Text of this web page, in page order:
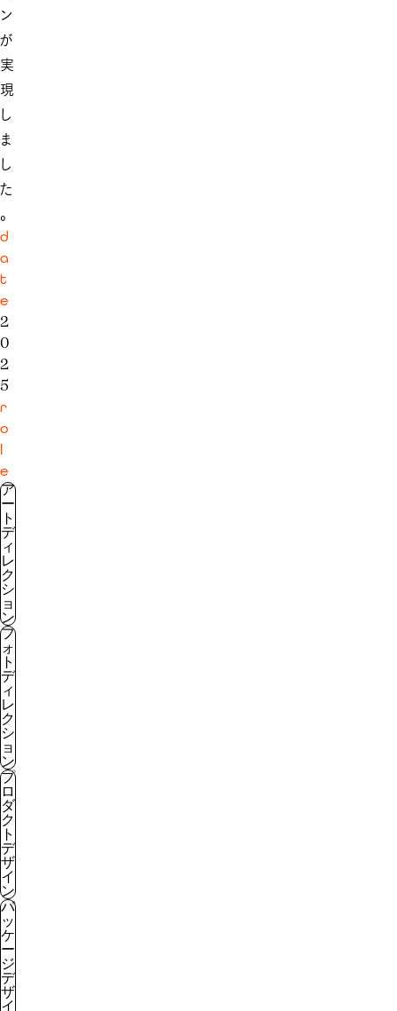
ン
が
実
現
し
ま
し
た
。
d
a
t
e
2
0
2
5
r
o
l
e
ア
ー
ト
デ
ィ
レ
ク
シ
ョ
ン
フ
ォ
ト
デ
ィ
レ
ク
シ
ョ
ン
プ
ロ
ダ
ク
ト
デ
ザ
イ
ン
パ
ッ
ケ
ー
ジ
デ
ザ
イ